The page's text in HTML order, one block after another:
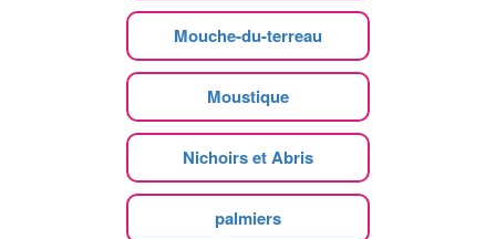
Mouche-du-terreau
Moustique
Nichoirs et Abris
palmiers